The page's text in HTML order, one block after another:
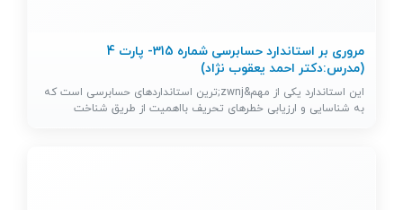
مروری بر استاندارد حسابرسی شماره 315- پارت 4
(مدرس:دکتر احمد یعقوب نژاد)
این استاندارد یکی از مهم&zwnj;ترین استانداردهای حسابرسی است که
به شناسایی و ارزیابی خطرهای تحریف بااهمیت از طریق شناخت